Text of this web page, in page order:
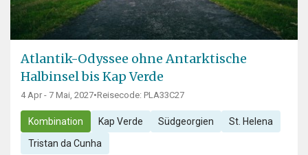
Atlantik-Odyssee ohne Antarktische
Halbinsel bis Kap Verde
4 Apr - 7 Mai, 2027•Reisecode: PLA33C27
Kombination Kap Verde Südgeorgien St. Helena
Tristan da Cunha